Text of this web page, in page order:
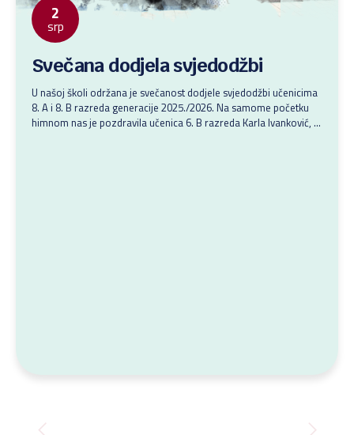
2
srp
Svečana dodjela svjedodžbi
U našoj školi održana je svečanost dodjele svjedodžbi učenicima
8. A i 8. B razreda generacije 2025./2026. Na samome početku
himnom nas je pozdravila učenica 6. B razreda Karla Ivanković, a